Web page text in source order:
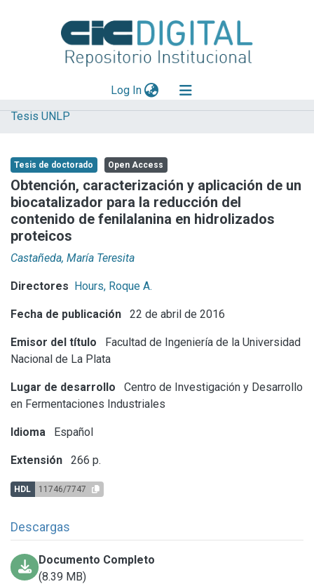
Log In(current)
Explorar
Aportar material
Statistics
Tesis UNLP
Tesis de doctorado Open Access
Obtención, caracterización y aplicación de un
biocatalizador para la reducción del
contenido de fenilalanina en hidrolizados
proteicos
Castañeda, María Teresita
Directores Hours, Roque A.
Fecha de publicación 22 de abril de 2016
Emisor del título
Facultad de Ingeniería de la Universidad
Nacional de La Plata
Lugar de desarrollo
Centro de Investigación y Desarrollo
en Fermentaciones Industriales
Idioma Español
Extensión 266 p.
HDL 11746/7747
Descargas
Documento Completo
(8.39 MB)